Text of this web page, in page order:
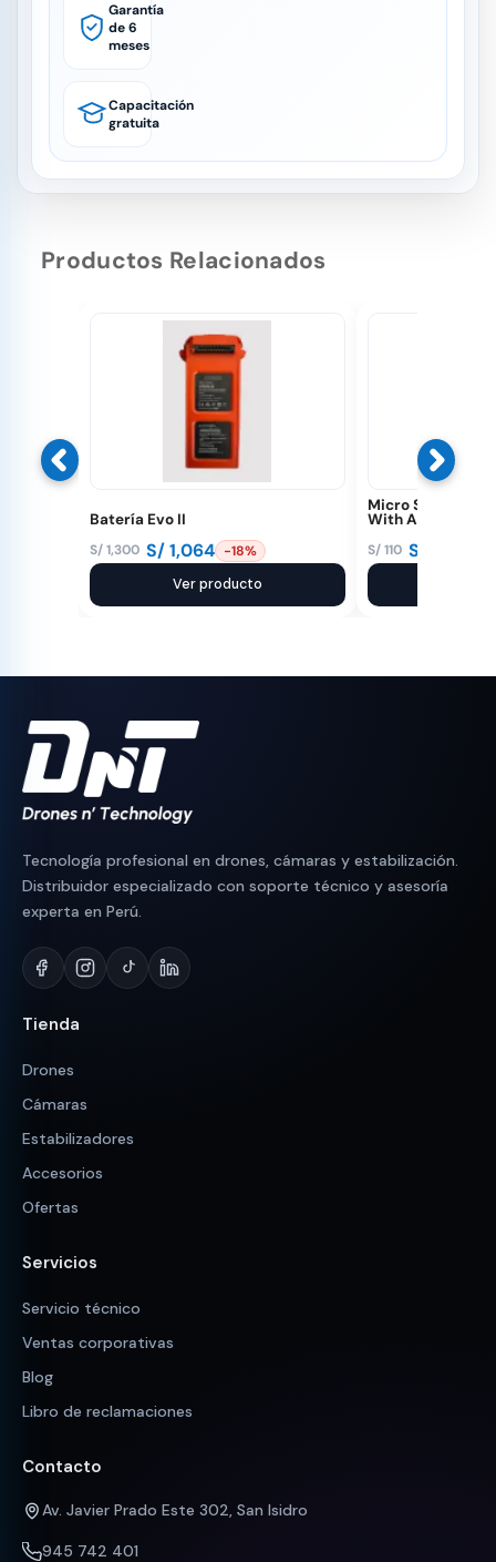
Garantía
de 6
meses
Capacitación
gratuita
Productos Relacionados
Batería Evo II
S/1,300
El
original
S/1,064
El
actual
-18%
Ver producto
Micro SD 32 GB
With Adapter
S/110
El
original
S/
El
actual
Tecnología profesional en drones, cámaras y estabilización.
Distribuidor especializado con soporte técnico y asesoría
experta en Perú.
Tienda
Drones
Cámaras
Estabilizadores
Accesorios
Ofertas
Servicios
Servicio técnico
Ventas corporativas
Blog
Libro de reclamaciones
Contacto
Av. Javier Prado Este 302, San Isidro
945 742 401